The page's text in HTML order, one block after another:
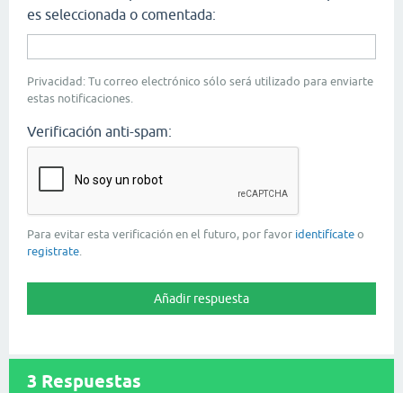
es seleccionada o comentada:
Privacidad: Tu correo electrónico sólo será utilizado para enviarte
estas notificaciones.
Verificación anti-spam:
Para evitar esta verificación en el futuro, por favor identifícate o
registrate
3 Respuestas